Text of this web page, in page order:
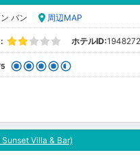
バン 周辺MAP
ホテルID:1948272
Villa & Bar)